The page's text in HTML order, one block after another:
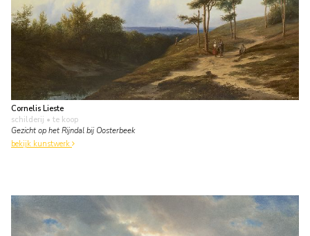
Cornelis Lieste
schilderij • te koop
Gezicht op het Rijndal bij Oosterbeek
bekijk kunstwerk